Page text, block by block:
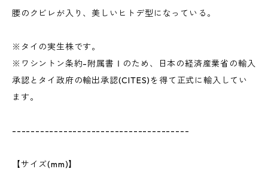
腰のクビレが入り、美しいヒトデ型になっている。
※タイの実生株です。
※ワシントン条約-附属書Ⅰのため、日本の経済産業省の輸入
承認とタイ政府の輸出承認(CITES)を得て正式に輸入してい
ます。
--------------------------------------
【サイズ(mm)】